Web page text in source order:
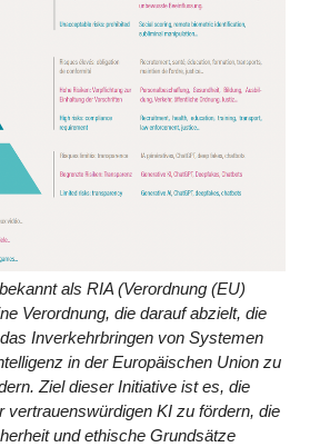
als RIA (Verordnung (EU)
Verordnung, die darauf abzielt, die
Inverkehrbringen von Systemen
in der Europäischen Union zu
Ziel dieser Initiative ist es, die
vertrauenswürdigen KI zu fördern, die
und ethische Grundsätze